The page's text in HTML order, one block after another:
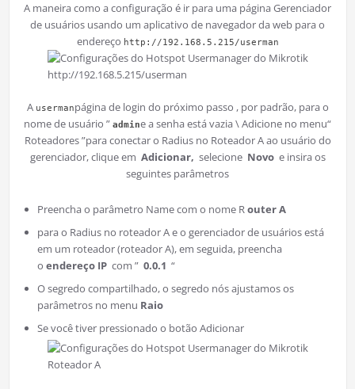
A maneira como a configuração é ir para uma página Gerenciador
de usuários usando um aplicativo de navegador da web para o
endereço http://192.168.5.215/userman
http://192.168.5.215/userman
A usermanpágina de login do próximo passo , por padrão, para o
nome de usuário ” admine a senha está vazia \ Adicione no menu“
Roteadores ”para conectar o Radius no Roteador A ao usuário do
gerenciador, clique em Adicionar, selecione Novo e insira os
seguintes parâmetros
Preencha o parâmetro Name com o nome Router A
para o Radius no roteador A e o gerenciador de usuários está
em um roteador (roteador A), em seguida, preencha
o endereço IP com ” 0.0.1 “
O segredo compartilhado, o segredo nós ajustamos os
parâmetros no menu Raio
Se você tiver pressionado o botão Adicionar
Roteador A